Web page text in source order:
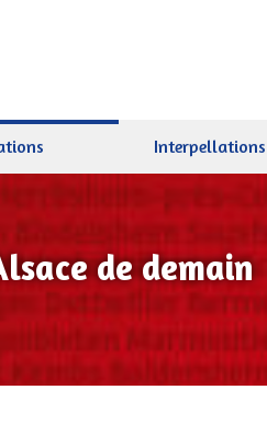
de demain